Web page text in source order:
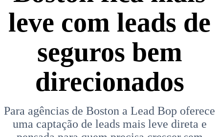
leve com leads de
seguros bem
direcionados
Para agências de Boston a Lead Bop oferece
uma captação de leads mais leve direta e